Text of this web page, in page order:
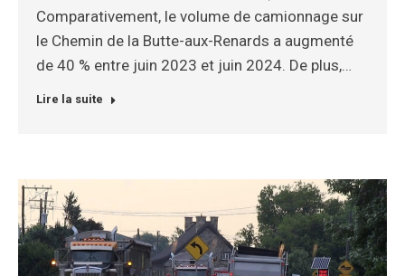
Comparativement, le volume de camionnage sur
le Chemin de la Butte-aux-Renards a augmenté
de 40 % entre juin 2023 et juin 2024. De plus,…
Lire la suite